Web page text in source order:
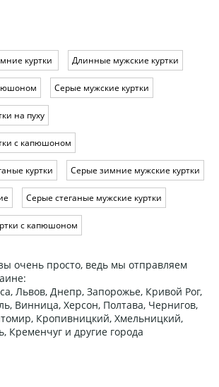
куртки Длинные мужские куртки
Серые мужские куртки
на пуху
с капюшоном
куртки Серые зимние мужские куртки
Серые стеганые мужские куртки
с капюшоном
очень просто, ведь мы отправляем
Львов, Днепр, Запорожье, Кривой Рог,
Винница, Херсон, Полтава, Чернигов,
Кропивницкий, Хмельницкий,
Кременчуг и другие города